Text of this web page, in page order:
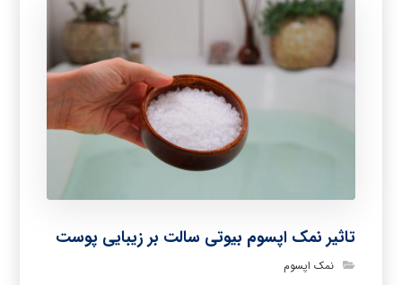
تاثیر نمک اپسوم بیوتی سالت بر زیبایی پوست
نمک اپسوم